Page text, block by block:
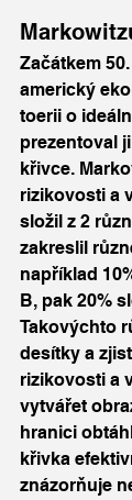
Začátkem
americký
toerii o
prezentoval
křivce.
rizikovosti a
složil z 2
zakreslil
například
B, pak 20%
Takovýchto
desítky a
rizikovosti a
vytvářet
hranici
křivka
znázorňuje